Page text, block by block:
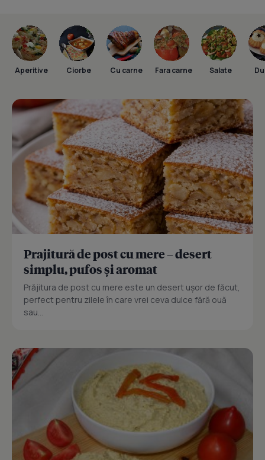
Aperitive Ciorbe Cu carne Fara carne Salate
Prajitură de post cu mere – desert
simplu, pufos și aromat
Prăjitura de post cu mere este un desert ușor de făcut,
perfect pentru zilele în care vrei ceva dulce fără ouă
sau...